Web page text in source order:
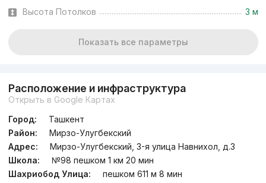
Высота Потолков
3 м
Показать все параметры
Расположение и инфраструктура
Открыть в Google Картах
Город:
Ташкент
Район:
Мирзо-Улугбекский
Адрес:
Мирзо-Улугбекский, 3-я улица Навнихол, д.3
Школа:
№98 пешком 1 км 20 мин
Шахриобод Улица:
пешком 611 м 8 мин